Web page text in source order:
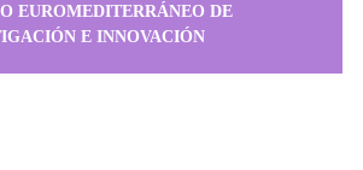
EUROMEDITERRÁNEO DE
E INNOVACIÓN